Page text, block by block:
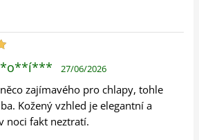
27/06/2026
zajímavého pro chlapy, tohle
Kožený vzhled je elegantní a
noci fakt neztratí.